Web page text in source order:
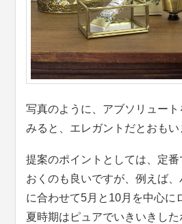
写真のように、アブソリュー
みると、エレガントだとおもい
提案のポイントとしては、定
おくのも良いですが、例えば
に合わせて5月と10月を中心に
夏時期はピュアでいきいきし